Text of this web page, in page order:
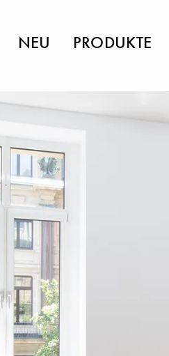
NEU PRODUKTE